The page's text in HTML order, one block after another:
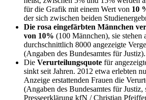
für die Grafik mit einem Wert von 10
der sich zwischen beiden
Die rosa eingefärbten Männchen
von 10% (100 Männchen), sie stehen
durchschnittlich 8000 angezeigte
(Angaben des Bundesamtes für Justiz).
Die Verurteilungsquote für
sinkt seit Jahren. 2012 etwa erlebten
Anzeige erstattenden Frauen die
(Angaben des Bundesamtes für Justiz,
Presseerklärung kfN / Christian